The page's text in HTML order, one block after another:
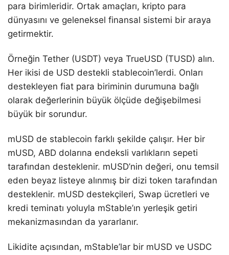
para birimleridir. Ortak amaçları, kripto para
dünyasını ve geleneksel finansal sistemi bir araya
getirmektir.
Örneğin Tether (USDT) veya TrueUSD (TUSD) alın.
Her ikisi de USD destekli stablecoin’lerdi. Onları
destekleyen fiat para biriminin durumuna bağlı
olarak değerlerinin büyük ölçüde değişebilmesi
büyük bir sorundur.
mUSD de stablecoin farklı şekilde çalışır. Her bir
mUSD, ABD dolarına endeksli varlıkların sepeti
tarafından desteklenir. mUSD’nin değeri, onu temsil
eden beyaz listeye alınmış bir dizi token tarafından
desteklenir. mUSD destekçileri, Swap ücretleri ve
kredi teminatı yoluyla mStable’ın yerleşik getiri
mekanizmasından da yararlanır.
Likidite açısından, mStable’lar bir mUSD ve USDC